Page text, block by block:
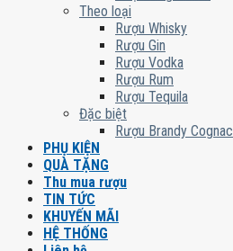
Theo loại
Rượu Whisky
Rượu Gin
Rượu Vodka
Rượu Rum
Rượu Tequila
Đặc biệt
Rượu Brandy Cognac
PHỤ KIỆN
QUÀ TẶNG
Thu mua rượu
TIN TỨC
KHUYẾN MÃI
HỆ THỐNG